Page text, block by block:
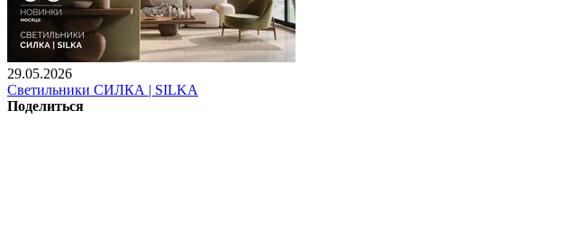
29.05.2026
Светильники СИЛКА | SILKA
Поделиться